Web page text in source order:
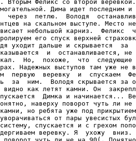
Вторым Феликс со второй
Дима идет последним
через  петлю.  Володя
на скальном выступе. Место
небольшой карниз.  Феликс
его спуск верхней
уходит дальше и скрывается  за
и  останавливается, не
Но,  похоже,  что  следующие
Надежных выступов там уже не
первую  веревку  и  спускаем
за  ним.  Володя скрывается за
видно как летят камни. Он
Димка и начинается...
наверху поворот чуть ли
но ребята уже под
от пары увесистых
спускается и с грехом
веревку. Я  ухожу  вниз.